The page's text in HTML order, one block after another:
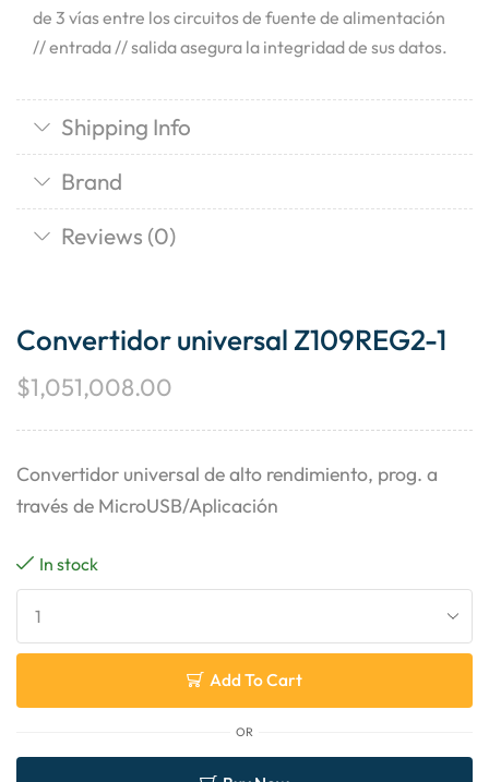
de 3 vías entre los circuitos de fuente de alimentación
// entrada // salida asegura la integridad de sus datos.
Shipping Info
Brand
Reviews (0)
Convertidor universal Z109REG2-1
$1,051,008.00
Convertidor universal de alto rendimiento, prog. a
través de MicroUSB/Aplicación
In stock
Add To Cart
OR